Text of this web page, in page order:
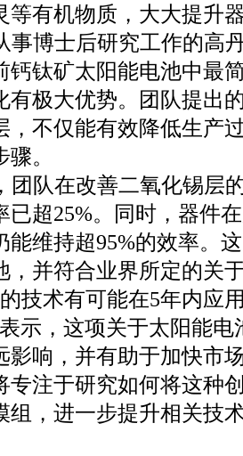
等有机物质，大大提升
事博士后研究工作的高
钙钛矿太阳能电池中最
有极大优势。团队提出
，不仅能有效降低生产
。
团队在改善二氧化锡层
已超25%。同时，器件
能维持超95%的效率。
，并符合业界所定的关
技术有可能在5年内应
示，这项关于太阳能
影响，并有助于加快市
专注于研究如何将这种
组，进一步提升相关技